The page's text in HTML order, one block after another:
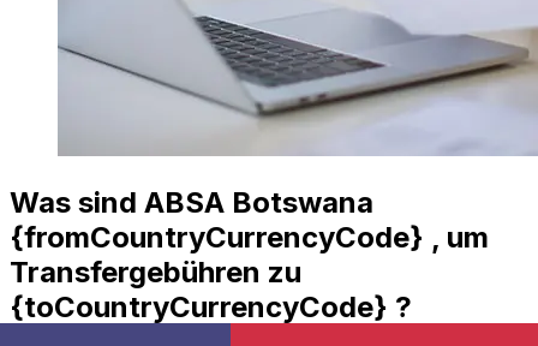
Was sind ABSA Botswana
{fromCountryCurrencyCode} , um
Transfergebühren zu
{toCountryCurrencyCode} ?